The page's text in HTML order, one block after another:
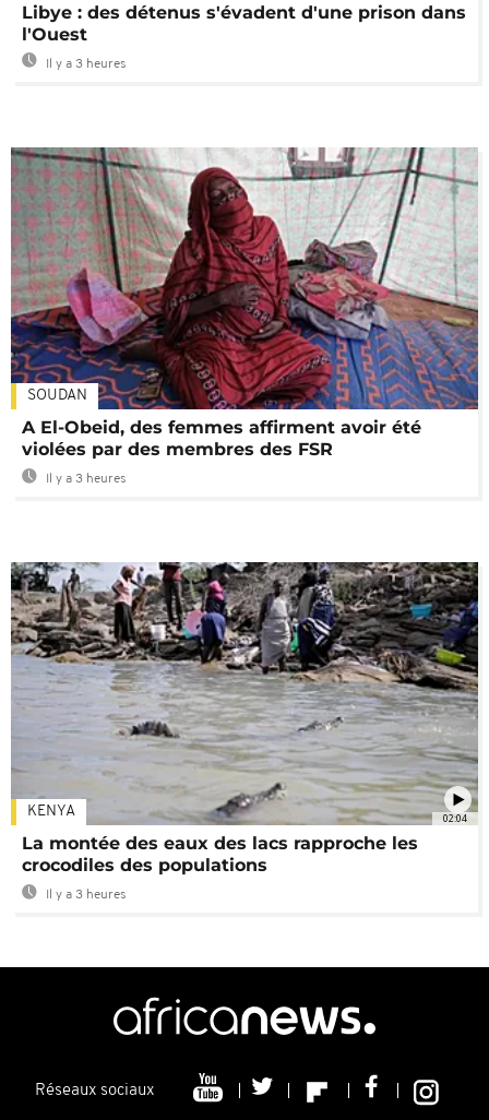
Libye : des détenus s'évadent d'une prison dans
l'Ouest
Il y a 3 heures
SOUDAN
A El-Obeid, des femmes affirment avoir été
violées par des membres des FSR
Il y a 3 heures
02:04
KENYA
La montée des eaux des lacs rapproche les
crocodiles des populations
Il y a 3 heures
Réseaux sociaux